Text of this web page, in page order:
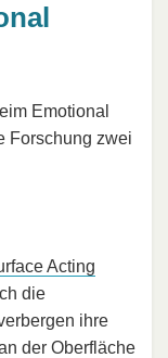
Emotional
Forschung zwei
Acting
die
ihre
der Oberfläche